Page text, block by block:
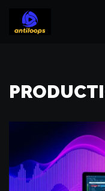
Aller